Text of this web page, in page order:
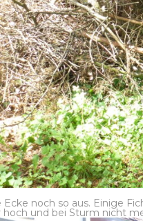
Ecke noch so aus. Einige
hoch und bei Sturm nicht